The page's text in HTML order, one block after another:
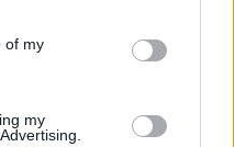
of my
my
| Esim for Spain|Esim